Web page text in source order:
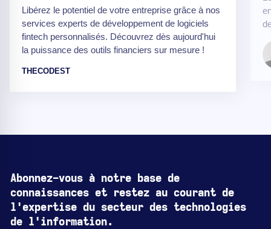
Libérez le potentiel de votre entreprise grâce à nos
services experts de développement de logiciels
fintech personnalisés. Découvrez dès aujourd'hui
la puissance des outils financiers sur mesure !
THECODEST
Abonnez-vous à notre base de
connaissances et restez au courant de
l'expertise du secteur des technologies
de l'information.